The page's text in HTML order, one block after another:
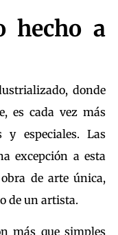
hecho a
donde
es cada vez más
especiales. Las
excepción a esta
de arte única,
de un artista.
más que simples